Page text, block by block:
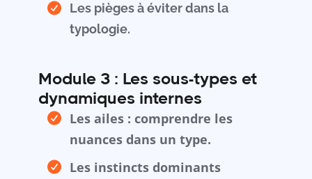
Les pièges à éviter dans la
typologie.
Module 3 : Les sous-types et
dynamiques internes
Les ailes : comprendre les
nuances dans un type.
Les instincts dominants